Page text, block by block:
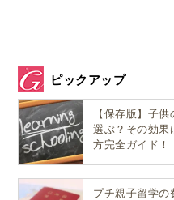
親子留学へ！
ピックアップ
【保存版】子
選ぶ？その効果
方完全ガイド！
プチ親子留学